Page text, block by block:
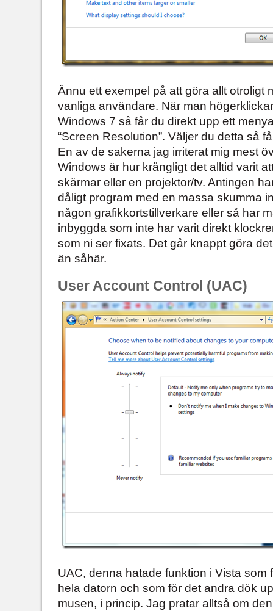
Ännu ett exempel på att göra allt otroligt
vanliga användare. När man
Windows 7 så får du direkt upp ett
“Screen Resolution”. Väljer du detta så
En av de sakerna jag irriterat mig mest
Windows är hur krångligt det alltid varit
skärmar eller en projektor/tv. Antingen
dåligt program med en massa skumma
någon grafikkortstillverkare eller så har
inbyggda som inte har varit direkt
som ni ser fixats. Det går knappt göra
än såhär.
User Account Control (UAC)
UAC, denna hatade funktion i Vista som
hela datorn och som för det andra dök
musen, i princip. Jag pratar alltså om